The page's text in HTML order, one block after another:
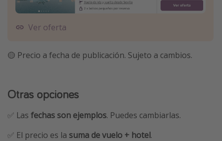
Ver oferta
🟡 Precio a fecha de publicación. Sujeto a cambios.
Otras opciones
✅ Las fechas son ejemplos. Puedes cambiarlas.
✅ El precio es la suma de vuelo + hotel.